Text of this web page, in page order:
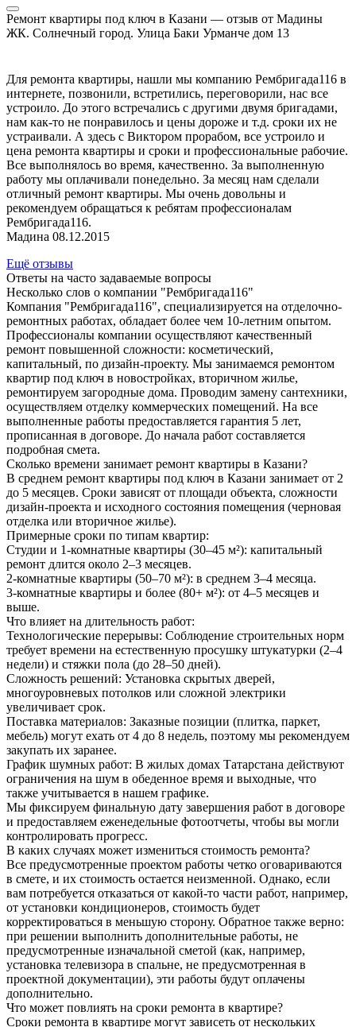
Ремонт квартиры под ключ в Казани — отзыв от Мадины
ЖК. Солнечный город. Улица Баки Урманче дом 13
Для ремонта квартиры, нашли мы компанию Рембригада116 в
интернете, позвонили, встретились, переговорили, нас все
устроило. До этого встречались с другими двумя бригадами,
нам как-то не понравилось и цены дороже и т.д. сроки их не
устраивали. А здесь с Виктором прорабом, все устроило и
цена ремонта квартиры и сроки и профессиональные рабочие.
Все выполнялось во время, качественно. За выполненную
работу мы оплачивали понедельно. За месяц нам сделали
отличный ремонт квартиры. Мы очень довольны и
рекомендуем обращаться к ребятам профессионалам
Рембригада116.
Мадина 08.12.2015
Ещё отзывы
Ответы на часто задаваемые вопросы
Несколько слов о компании "Рембригада116"
Компания "Рембригада116", специализируется на отделочно-
ремонтных работах, обладает более чем 10-летним опытом.
Профессионалы компании осуществляют качественный
ремонт повышенной сложности: косметический,
капитальный, по дизайн-проекту. Мы занимаемся ремонтом
квартир под ключ в новостройках, вторичном жилье,
ремонтируем загородные дома. Проводим замену сантехники,
осуществляем отделку коммерческих помещений. На все
выполненные работы предоставляется гарантия 5 лет,
прописанная в договоре. До начала работ составляется
подробная смета.
Сколько времени занимает ремонт квартиры в Казани?
В среднем ремонт квартиры под ключ в Казани занимает от 2
до 5 месяцев. Сроки зависят от площади объекта, сложности
дизайн-проекта и исходного состояния помещения (черновая
отделка или вторичное жилье).
Примерные сроки по типам квартир:
Студии и 1-комнатные квартиры (30–45 м²): капитальный
ремонт длится около 2–3 месяцев.
2-комнатные квартиры (50–70 м²): в среднем 3–4 месяца.
3-комнатные квартиры и более (80+ м²): от 4–5 месяцев и
выше.
Что влияет на длительность работ:
Технологические перерывы: Соблюдение строительных норм
требует времени на естественную просушку штукатурки (2–4
недели) и стяжки пола (до 28–50 дней).
Сложность решений: Установка скрытых дверей,
многоуровневых потолков или сложной электрики
увеличивает срок.
Поставка материалов: Заказные позиции (плитка, паркет,
мебель) могут ехать от 4 до 8 недель, поэтому мы рекомендуем
закупать их заранее.
График шумных работ: В жилых домах Татарстана действуют
ограничения на шум в обеденное время и выходные, что
также учитывается в нашем графике.
Мы фиксируем финальную дату завершения работ в договоре
и предоставляем еженедельные фотоотчеты, чтобы вы могли
контролировать прогресс.
В каких случаях может измениться стоимость ремонта?
Все предусмотренные проектом работы четко оговариваются
в смете, и их стоимость остается неизменной. Однако, если
вам потребуется отказаться от какой-то части работ, например,
от установки кондиционеров, стоимость будет
корректироваться в меньшую сторону. Обратное также верно:
при решении выполнить дополнительные работы, не
предусмотренные изначальной сметой (как, например,
установка телевизора в спальне, не предусмотренная в
проектной документации), эти работы будут оплачены
дополнительно.
Что может повлиять на сроки ремонта в квартире?
Сроки ремонта в квартире могут зависеть от нескольких